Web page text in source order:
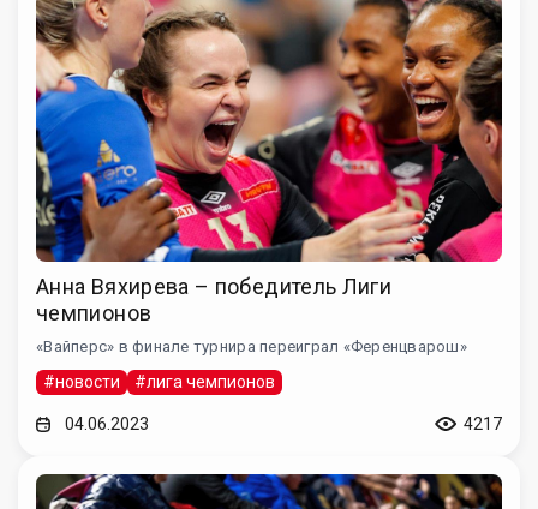
Анна Вяхирева – победитель Лиги
чемпионов
«Вайперс» в финале турнира переиграл «Ференцварош»
#новости #лига чемпионов
04.06.2023 4217